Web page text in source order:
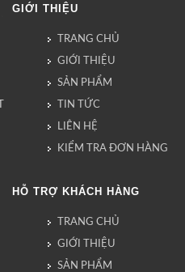
GIỚI THIỆU
TRANG CHỦ
GIỚI THIỆU
SẢN PHẨM
TIN TỨC
LIÊN HỆ
KIỂM TRA ĐƠN HÀNG
HỖ TRỢ KHÁCH HÀNG
TRANG CHỦ
GIỚI THIỆU
SẢN PHẨM